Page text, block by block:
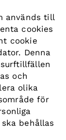
används till
cookies
cookie
Denna
och
olika
för
behållas